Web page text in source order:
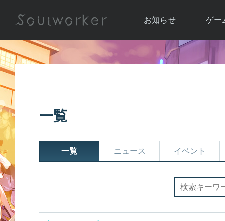
お知らせ
お知らせ一覧
ゲー
ソウ
一覧
一覧 ニュース イベント